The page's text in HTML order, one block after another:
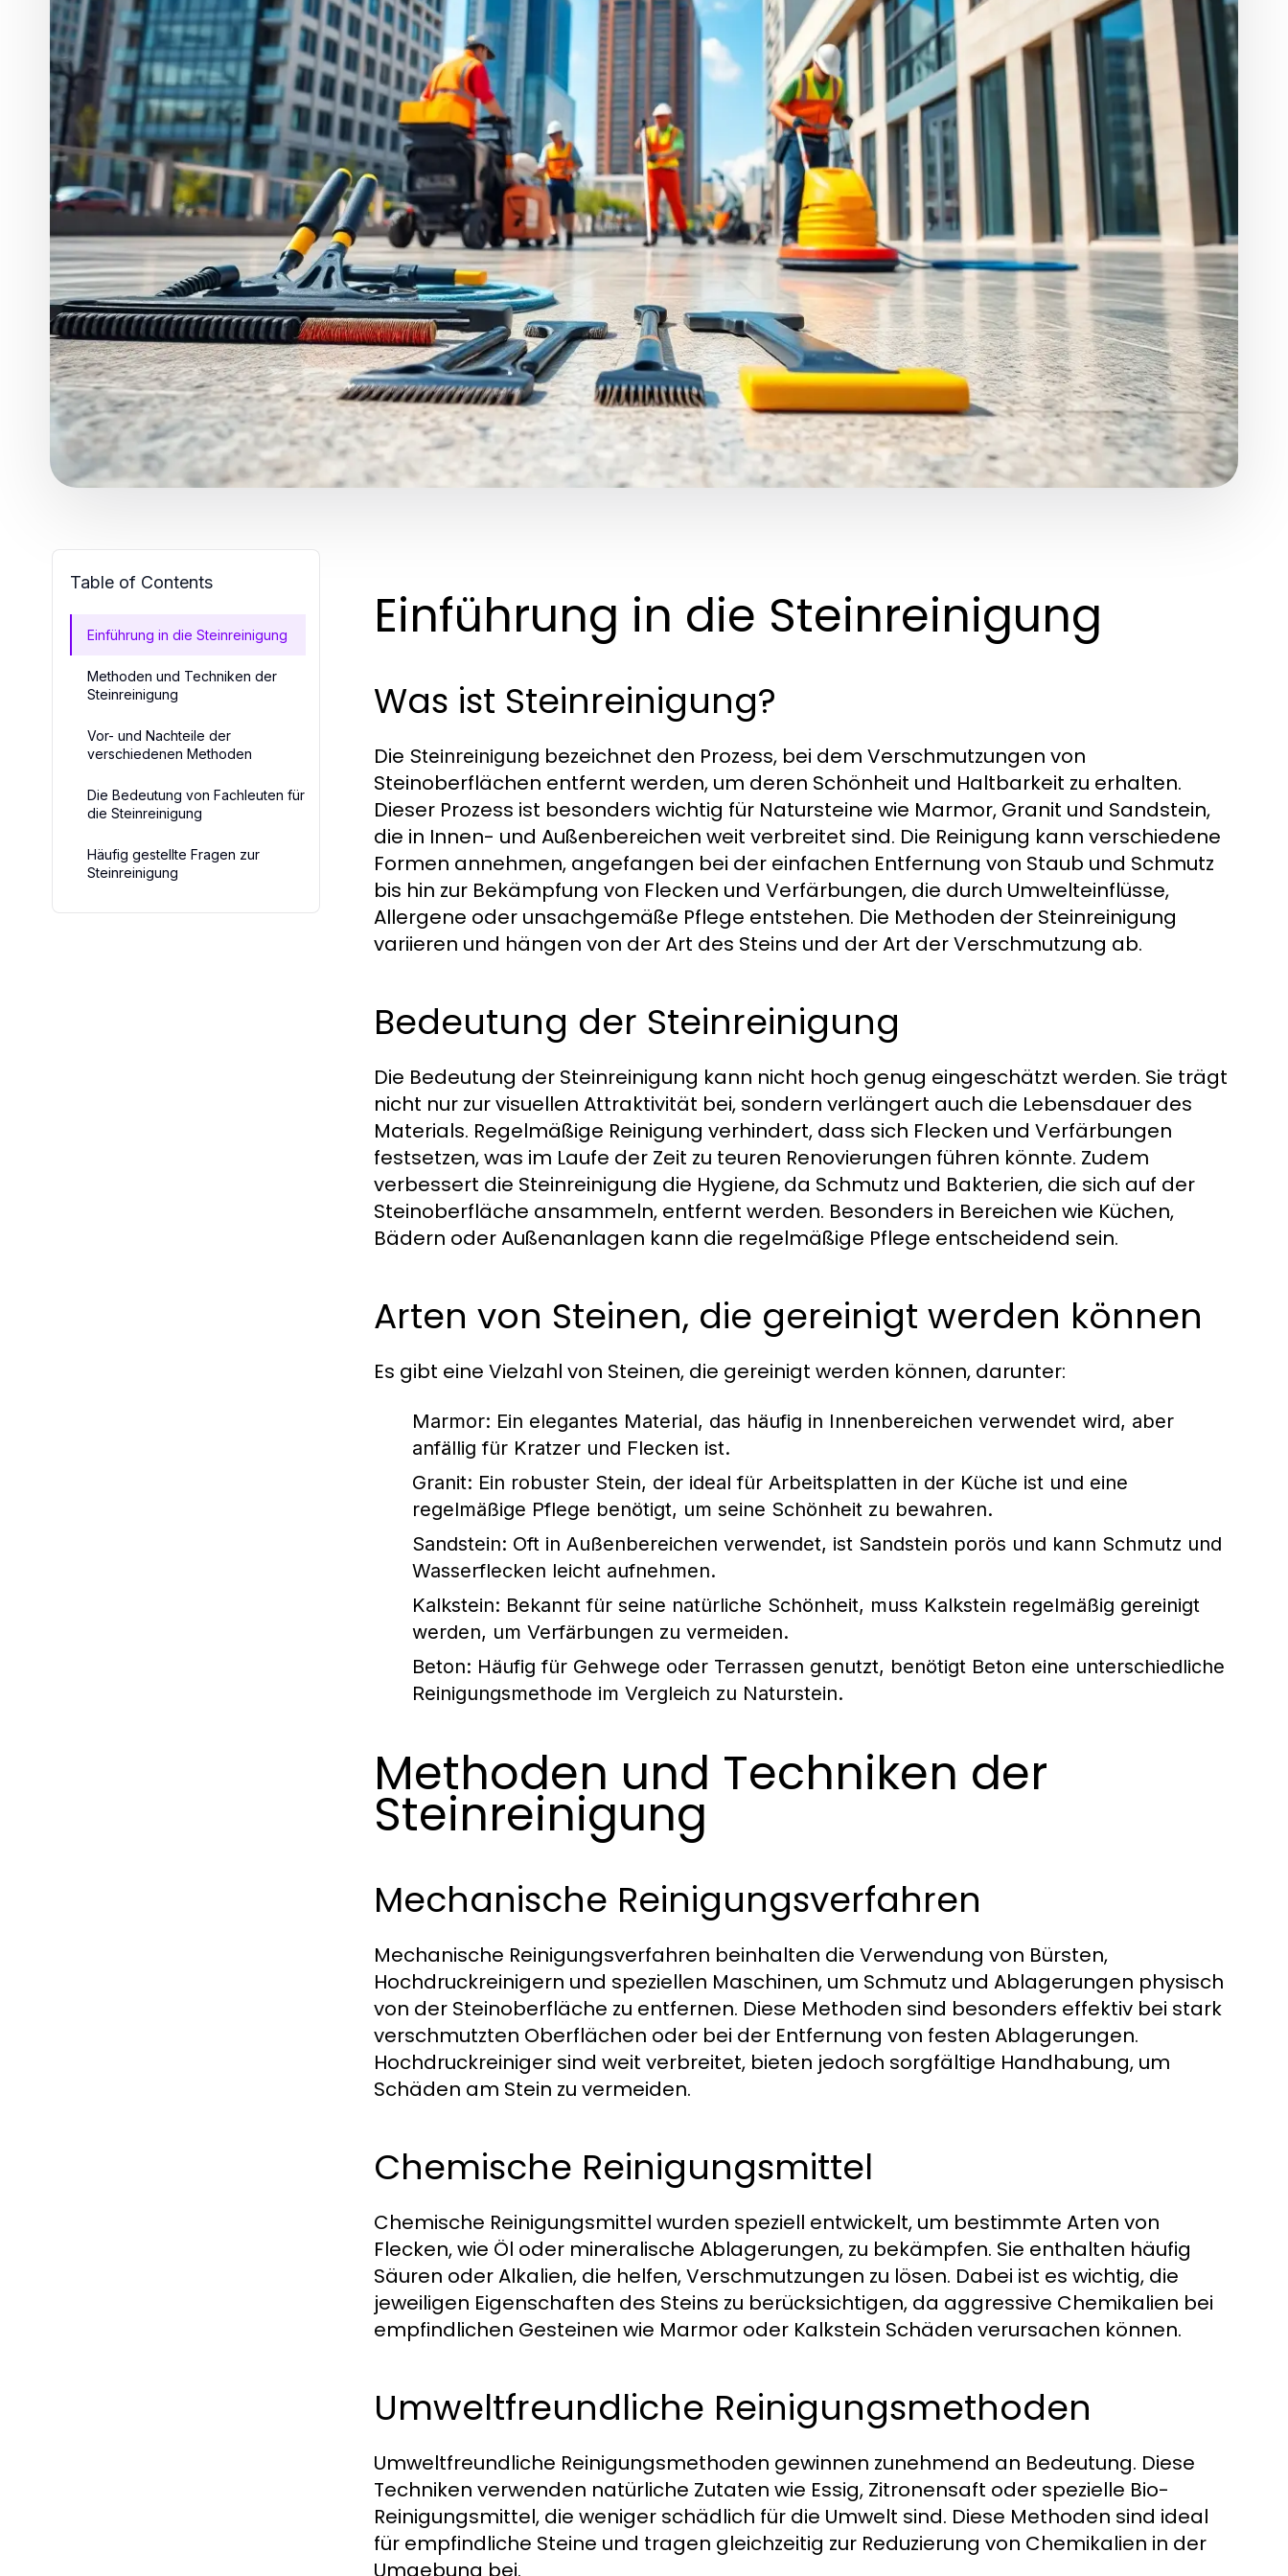
Table of Contents
Einführung in die Steinreinigung
Methoden und Techniken der
Steinreinigung
Vor- und Nachteile der
verschiedenen Methoden
Die Bedeutung von Fachleuten für
die Steinreinigung
Häufig gestellte Fragen zur
Steinreinigung
Einführung in die Steinreinigung
Was ist Steinreinigung?
Die Steinreinigung bezeichnet den Prozess, bei dem Verschmutzungen von
Steinoberflächen entfernt werden, um deren Schönheit und Haltbarkeit zu erhalten.
Dieser Prozess ist besonders wichtig für Natursteine wie Marmor, Granit und Sandstein,
die in Innen- und Außenbereichen weit verbreitet sind. Die Reinigung kann verschiedene
Formen annehmen, angefangen bei der einfachen Entfernung von Staub und Schmutz
bis hin zur Bekämpfung von Flecken und Verfärbungen, die durch Umwelteinflüsse,
Allergene oder unsachgemäße Pflege entstehen. Die Methoden der Steinreinigung
variieren und hängen von der Art des Steins und der Art der Verschmutzung ab.
Bedeutung der Steinreinigung
Die Bedeutung der Steinreinigung kann nicht hoch genug eingeschätzt werden. Sie trägt
nicht nur zur visuellen Attraktivität bei, sondern verlängert auch die Lebensdauer des
Materials. Regelmäßige Reinigung verhindert, dass sich Flecken und Verfärbungen
festsetzen, was im Laufe der Zeit zu teuren Renovierungen führen könnte. Zudem
verbessert die Steinreinigung die Hygiene, da Schmutz und Bakterien, die sich auf der
Steinoberfläche ansammeln, entfernt werden. Besonders in Bereichen wie Küchen,
Bädern oder Außenanlagen kann die regelmäßige Pflege entscheidend sein.
Arten von Steinen, die gereinigt werden können
Es gibt eine Vielzahl von Steinen, die gereinigt werden können, darunter:
Marmor: Ein elegantes Material, das häufig in Innenbereichen verwendet wird, aber
anfällig für Kratzer und Flecken ist.
Granit: Ein robuster Stein, der ideal für Arbeitsplatten in der Küche ist und eine
regelmäßige Pflege benötigt, um seine Schönheit zu bewahren.
Sandstein: Oft in Außenbereichen verwendet, ist Sandstein porös und kann Schmutz und
Wasserflecken leicht aufnehmen.
Kalkstein: Bekannt für seine natürliche Schönheit, muss Kalkstein regelmäßig gereinigt
werden, um Verfärbungen zu vermeiden.
Beton: Häufig für Gehwege oder Terrassen genutzt, benötigt Beton eine unterschiedliche
Reinigungsmethode im Vergleich zu Naturstein.
Methoden und Techniken der
Steinreinigung
Mechanische Reinigungsverfahren
Mechanische Reinigungsverfahren beinhalten die Verwendung von Bürsten,
Hochdruckreinigern und speziellen Maschinen, um Schmutz und Ablagerungen physisch
von der Steinoberfläche zu entfernen. Diese Methoden sind besonders effektiv bei stark
verschmutzten Oberflächen oder bei der Entfernung von festen Ablagerungen.
Hochdruckreiniger sind weit verbreitet, bieten jedoch sorgfältige Handhabung, um
Schäden am Stein zu vermeiden.
Chemische Reinigungsmittel
Chemische Reinigungsmittel wurden speziell entwickelt, um bestimmte Arten von
Flecken, wie Öl oder mineralische Ablagerungen, zu bekämpfen. Sie enthalten häufig
Säuren oder Alkalien, die helfen, Verschmutzungen zu lösen. Dabei ist es wichtig, die
jeweiligen Eigenschaften des Steins zu berücksichtigen, da aggressive Chemikalien bei
empfindlichen Gesteinen wie Marmor oder Kalkstein Schäden verursachen können.
Umweltfreundliche Reinigungsmethoden
Umweltfreundliche Reinigungsmethoden gewinnen zunehmend an Bedeutung. Diese
Techniken verwenden natürliche Zutaten wie Essig, Zitronensaft oder spezielle Bio-
Reinigungsmittel, die weniger schädlich für die Umwelt sind. Diese Methoden sind ideal
für empfindliche Steine und tragen gleichzeitig zur Reduzierung von Chemikalien in der
Umgebung bei.